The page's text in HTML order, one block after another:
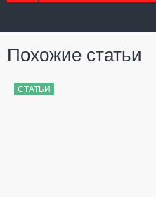
Похожие статьи
СТАТЬИ